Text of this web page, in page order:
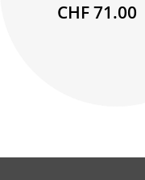
CHF 71.00